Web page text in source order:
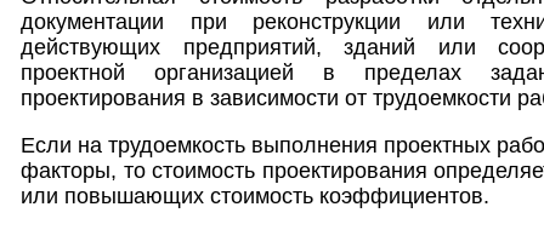
документации при реконструкции или
действующих предприятий, зданий или
проектной организацией в пределах
проектирования в зависимости от трудоемкости
Если на трудоемкость выполнения проектных
факторы, то стоимость проектирования
или повышающих стоимость коэффициентов.